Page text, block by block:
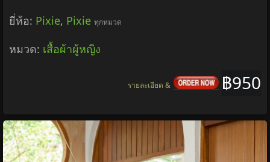
ยี่ห้อ: Pixie, Pixie ทุกหมวด
หมวด: เสื้อผ้าผู้หญิง
฿950
รายละเอียด &